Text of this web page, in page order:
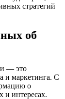
стратегий
об
— это
и маркетинга. С
о
и интересах.